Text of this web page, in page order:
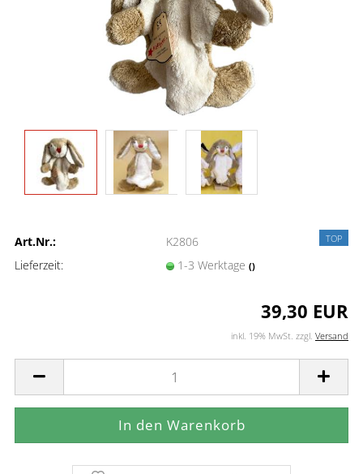
TOP
Art.Nr.:
K2806
Lieferzeit:
1-3 Werktage ()
39,30 EUR
inkl. 19% MwSt. zzgl. Versand